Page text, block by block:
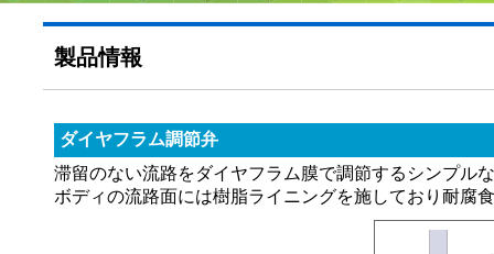
製品情報
ダイヤフラム調節弁
滞留のない流路をダイヤフラム膜で調節するシンプル
ボディの流路面には樹脂ライニングを施しており耐腐